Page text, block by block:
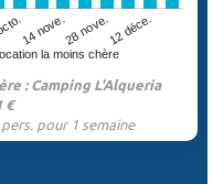
Location la moins chère
14 nove.28 nove.12 déce.
: Camping L'Alqueria
€
pour 1 semaine